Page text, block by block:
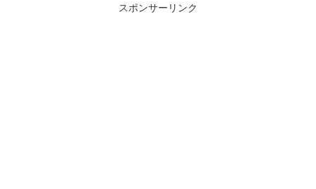
スポンサーリンク